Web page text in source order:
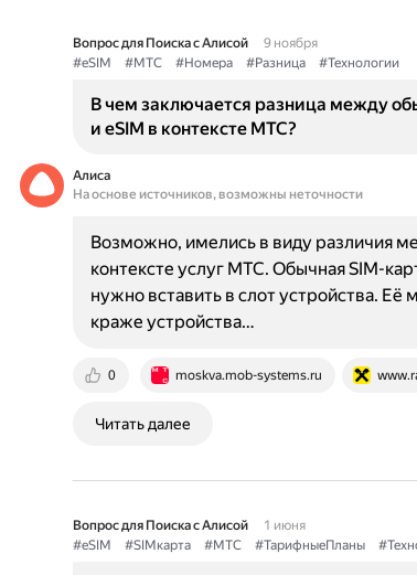
Вопрос для Поиска с Алисой
9 ноября
#eSIM
#МТС #Номера #Разница #Технологии
В чем заключается разница между
и eSIM в контексте МТС?
Алиса
На основе источников, возможны неточности
0 moskva.mob-systems.ru
Возможно, имелись в виду различия
контексте услуг МТС. Обычная SIM-
нужно вставить в слот устройства.
краже устройства…
Читать далее
Вопрос для Поиска с Алисой
1 июня
#eSIM
#SIMкарта #МТС #ТарифныеПланы